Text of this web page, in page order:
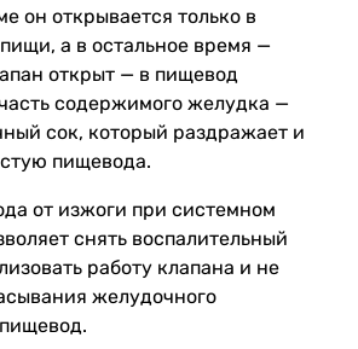
он открывается только в
а в остальное время —
открыт — в пищевод
содержимого желудка —
сок, который раздражает и
пищевода.
от изжоги при системном
снять воспалительный
работу клапана и не
желудочного